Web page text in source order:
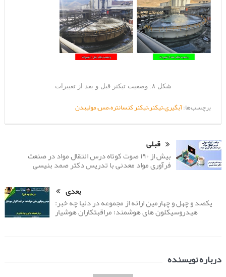
شکل ۸: وضعیت تیکنر قبل و بعد از تغییرات
برچسب‌ها:آبگیری،تیکنر،تیکنر کنسانتره،مس،مولیبدن
قبلی
بیش از ۱۹۰ صوت کوتاه درس انتقال مواد در صنعت
فرآوری مواد معدنی با تدریس دکتر صمد بنیسی
بعدی
یکصد و چهل و چهارمین ارائه از مجموعه در دنیا چه خبر:
هیدروسیکلون های هوشمند؛ مراقبتکاران هوشیار
درباره نویسنده